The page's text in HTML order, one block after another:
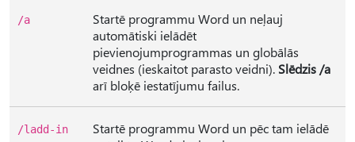
/a
Startē programmu Word un neļauj
automātiski ielādēt
pievienojumprogrammas un globālās
veidnes (ieskaitot parasto veidni). Slēdzis /a
arī bloķē iestatījumu failus.
/ladd-in
Startē programmu Word un pēc tam ielādē